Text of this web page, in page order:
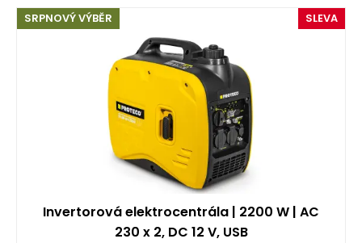
SLEVA
SRPNOVÝ VÝBĚR
Invertorová elektrocentrála | 2200 W | AC
230 x 2, DC 12 V, USB